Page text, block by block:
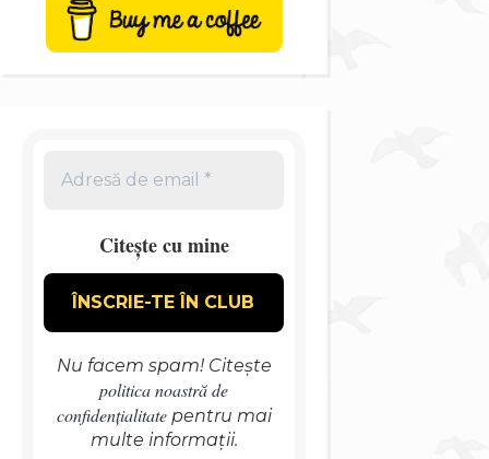
Citește cu mine
Nu facem spam! Citește
politica noastră de
confidențialitatepentru mai
multe informații.